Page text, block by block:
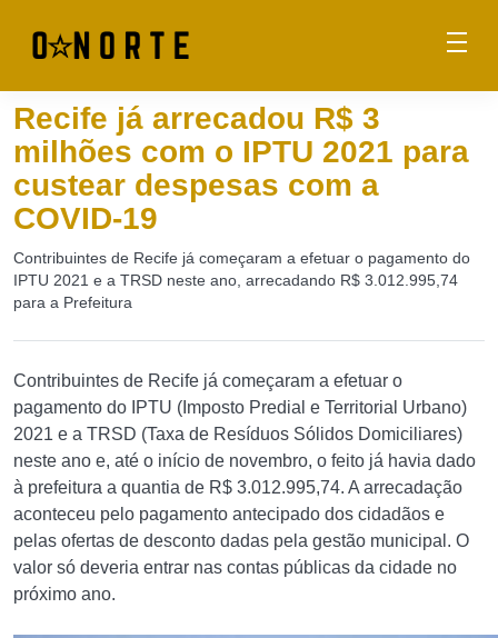
Recife já arrecadou R$ 3
milhões com o IPTU 2021 para
custear despesas com a
COVID-19
Contribuintes de Recife já começaram a efetuar o pagamento do
IPTU 2021 e a TRSD neste ano, arrecadando R$ 3.012.995,74
para a Prefeitura
Contribuintes de Recife já começaram a efetuar o
pagamento do IPTU (Imposto Predial e Territorial Urbano)
2021 e a TRSD (Taxa de Resíduos Sólidos Domiciliares)
neste ano e, até o início de novembro, o feito já havia dado
à prefeitura a quantia de R$ 3.012.995,74. A arrecadação
aconteceu pelo pagamento antecipado dos cidadãos e
pelas ofertas de desconto dadas pela gestão municipal. O
valor só deveria entrar nas contas públicas da cidade no
próximo ano.